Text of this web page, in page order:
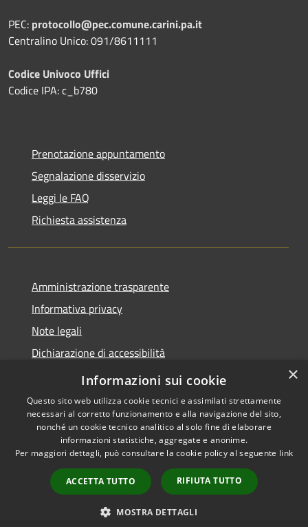
PEC: protocollo@pec.comune.carini.pa.it
Centralino Unico: 091/8611111
Codice Univoco Uffici
Codice IPA: c_b780
Prenotazione appuntamento
Segnalazione disservizio
Leggi le FAQ
Richiesta assistenza
Amministrazione trasparente
Informativa privacy
Note legali
Dichiarazione di accessibilità
Privacy e protezione dei dati
Accessibilità
Copyright © 2026 • Comune di
Carini • Powered by
Municipium•
Accesso
redazione
×
Informazioni sui cookie
Questo sito web utilizza cookie tecnici e assimilati strettamente
necessari al corretto funzionamento e alla navigazione del sito,
nonché un cookie tecnico analitico al solo fine di elaborare
informazioni statistiche, aggregate e anonime.
Per maggiori dettagli, può consultare la cookie policy al seguente link
ACCETTA TUTTO RIFIUTA TUTTO
MOSTRA DETTAGLI